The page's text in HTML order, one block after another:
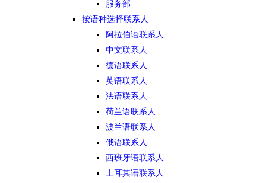
服务部
按语种选择联系人
阿拉伯语联系人
中文联系人
德语联系人
英语联系人
法语联系人
荷兰语联系人
波兰语联系人
俄语联系人
西班牙语联系人
土耳其语联系人